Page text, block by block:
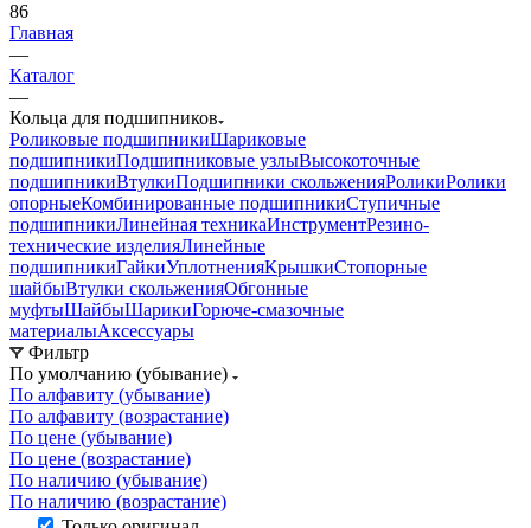
86
Главная
—
Каталог
—
Кольца для подшипников
Роликовые подшипникиШариковые
подшипникиПодшипниковые узлыВысокоточные
подшипникиВтулкиПодшипники скольженияРоликиРолики
опорныеКомбинированные подшипникиСтупичные
подшипникиЛинейная техникаИнструментРезино-
технические изделияЛинейные
подшипникиГайкиУплотненияКрышкиСтопорные
шайбыВтулки скольженияОбгонные
муфтыШайбыШарикиГорюче-смазочные
материалыАксессуары
Фильтр
По умолчанию (убывание)
По алфавиту (убывание)
По алфавиту (возрастание)
По цене (убывание)
По цене (возрастание)
По наличию (убывание)
По наличию (возрастание)